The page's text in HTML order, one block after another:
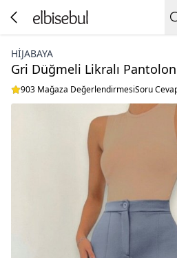
HİJABAYA
Gri Düğmeli Likralı Pantolon
903 Mağaza DeğerlendirmesiSoru